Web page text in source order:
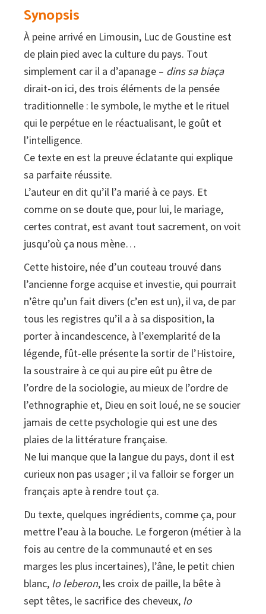
-
Del
lop
e
de
la
cèrvia
quantity
Synopsis
À peine arrivé en Limousin, Luc de Goustine est
de plain pied avec la culture du pays. Tout
simplement car il a d’apanage – dins sa biaça
dirait-on ici, des trois éléments de la pensée
traditionnelle : le symbole, le mythe et le rituel
qui le perpétue en le réactualisant, le goût et
l’intelligence.
Ce texte en est la preuve éclatante qui explique
sa parfaite réussite.
L’auteur en dit qu’il l’a marié à ce pays. Et
comme on se doute que, pour lui, le mariage,
certes contrat, est avant tout sacrement, on voit
jusqu’où ça nous mène…
Cette histoire, née d’un couteau trouvé dans
l’ancienne forge acquise et investie, qui pourrait
n’être qu’un fait divers (c’en est un), il va, de par
tous les registres qu’il a à sa disposition, la
porter à incandescence, à l’exemplarité de la
légende, fût-elle présente la sortir de l’Histoire,
la soustraire à ce qui au pire eût pu être de
l’ordre de la sociologie, au mieux de l’ordre de
l’ethnographie et, Dieu en soit loué, ne se soucier
jamais de cette psychologie qui est une des
plaies de la littérature française.
Ne lui manque que la langue du pays, dont il est
curieux non pas usager ; il va falloir se forger un
français apte à rendre tout ça.
Du texte, quelques ingrédients, comme ça, pour
mettre l’eau à la bouche. Le forgeron (métier à la
fois au centre de la communauté et en ses
marges les plus incertaines), l’âne, le petit chien
blanc, lo leberon, les croix de paille, la bête à
sept têtes, le sacrifice des cheveux, lo